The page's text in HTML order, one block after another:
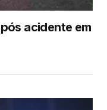
acidente em